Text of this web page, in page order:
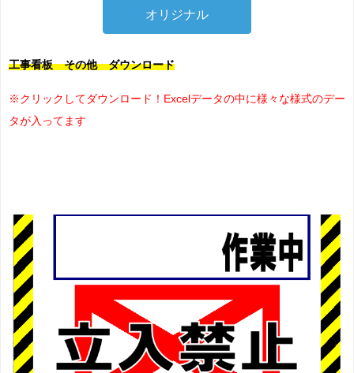
オリジナル
工事看板 その他 ダウンロード
※クリックしてダウンロード！Excelデータの中に様々な様式のデー
タが入ってます